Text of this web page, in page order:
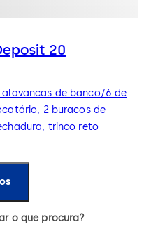
20
alavancas de banco/6 de
2 buracos de
trinco reto
o que procura?